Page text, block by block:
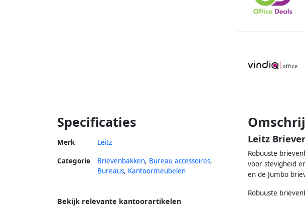
Specificaties
Merk Leitz
Categorie Brievenbakken, Bureau accessoires,
Bureaus, Kantoormeubelen
Leitz
Robuuste
voor stevigheid
en de Jumbo
Robuuste
Bekijk relevante kantoorartikelen